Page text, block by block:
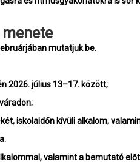
menete
mutatjuk be.
2026. július 13–17. között;
iskolaidőn kívüli alkalom,
valamint a bemutató